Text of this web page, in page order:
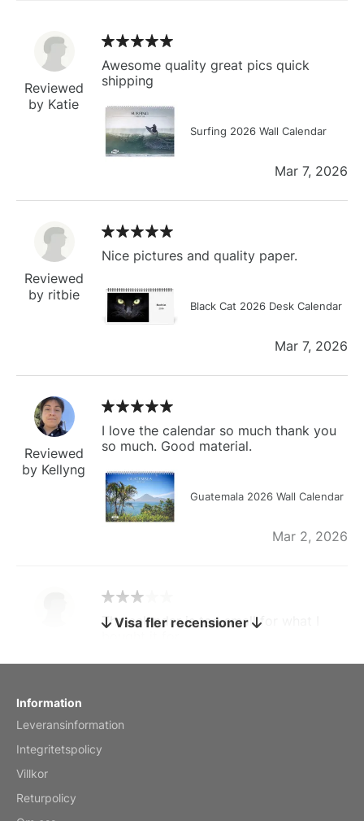
Reviewed
by Katie
Awesome quality great pics quick
shipping
Surfing 2026 Wall Calendar
Mar 7, 2026
Reviewed
by ritbie
Nice pictures and quality paper.
Black Cat 2026 Desk Calendar
Mar 7, 2026
Reviewed
by Kellyng
I love the calendar so much thank you
so much. Good material.
Guatemala 2026 Wall Calendar
Mar 2, 2026
by charles
The calendar is too small for what I
Visa fler recensioner
Information
Leveransinformation
Integritetspolicy
Villkor
Returpolicy